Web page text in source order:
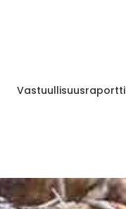
Vastuullisuusraportti